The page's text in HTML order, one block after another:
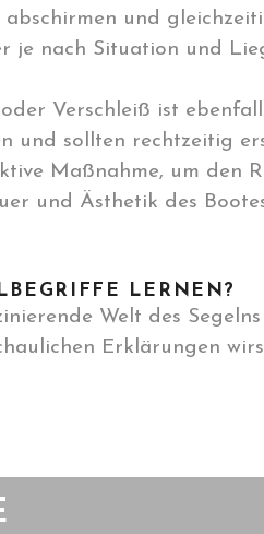
abschirmen und
je nach Situation und
Verschleiß ist
und sollten rechtzeitig
Maßnahme, um den
und Ästhetik des
LERNEN?
Welt des Segelns
Erklärungen